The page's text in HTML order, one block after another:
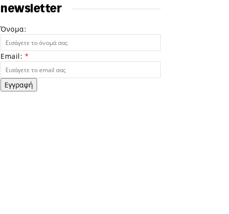
newsletter
Όνομα:
Email: *
Εγγραφή